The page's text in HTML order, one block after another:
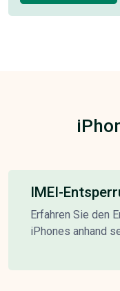
IMEI-
Erfahren Sie den
iPhones anhand